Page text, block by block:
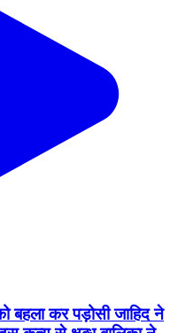
बहला कर पड़ोसी जाहिद ने